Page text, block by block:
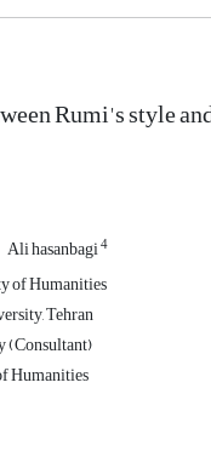
Rumi's style
Ali hasanbagi4
of Humanities
Tehran
(Consultant)
Humanities